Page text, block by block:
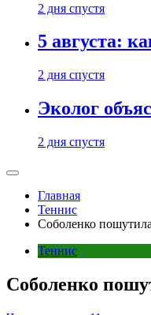
2 дня спустя
5 августа:
2 дня спустя
Эколог
2 дня спустя
Главная
Теннис
Соболенко
Теннис
Соболенко